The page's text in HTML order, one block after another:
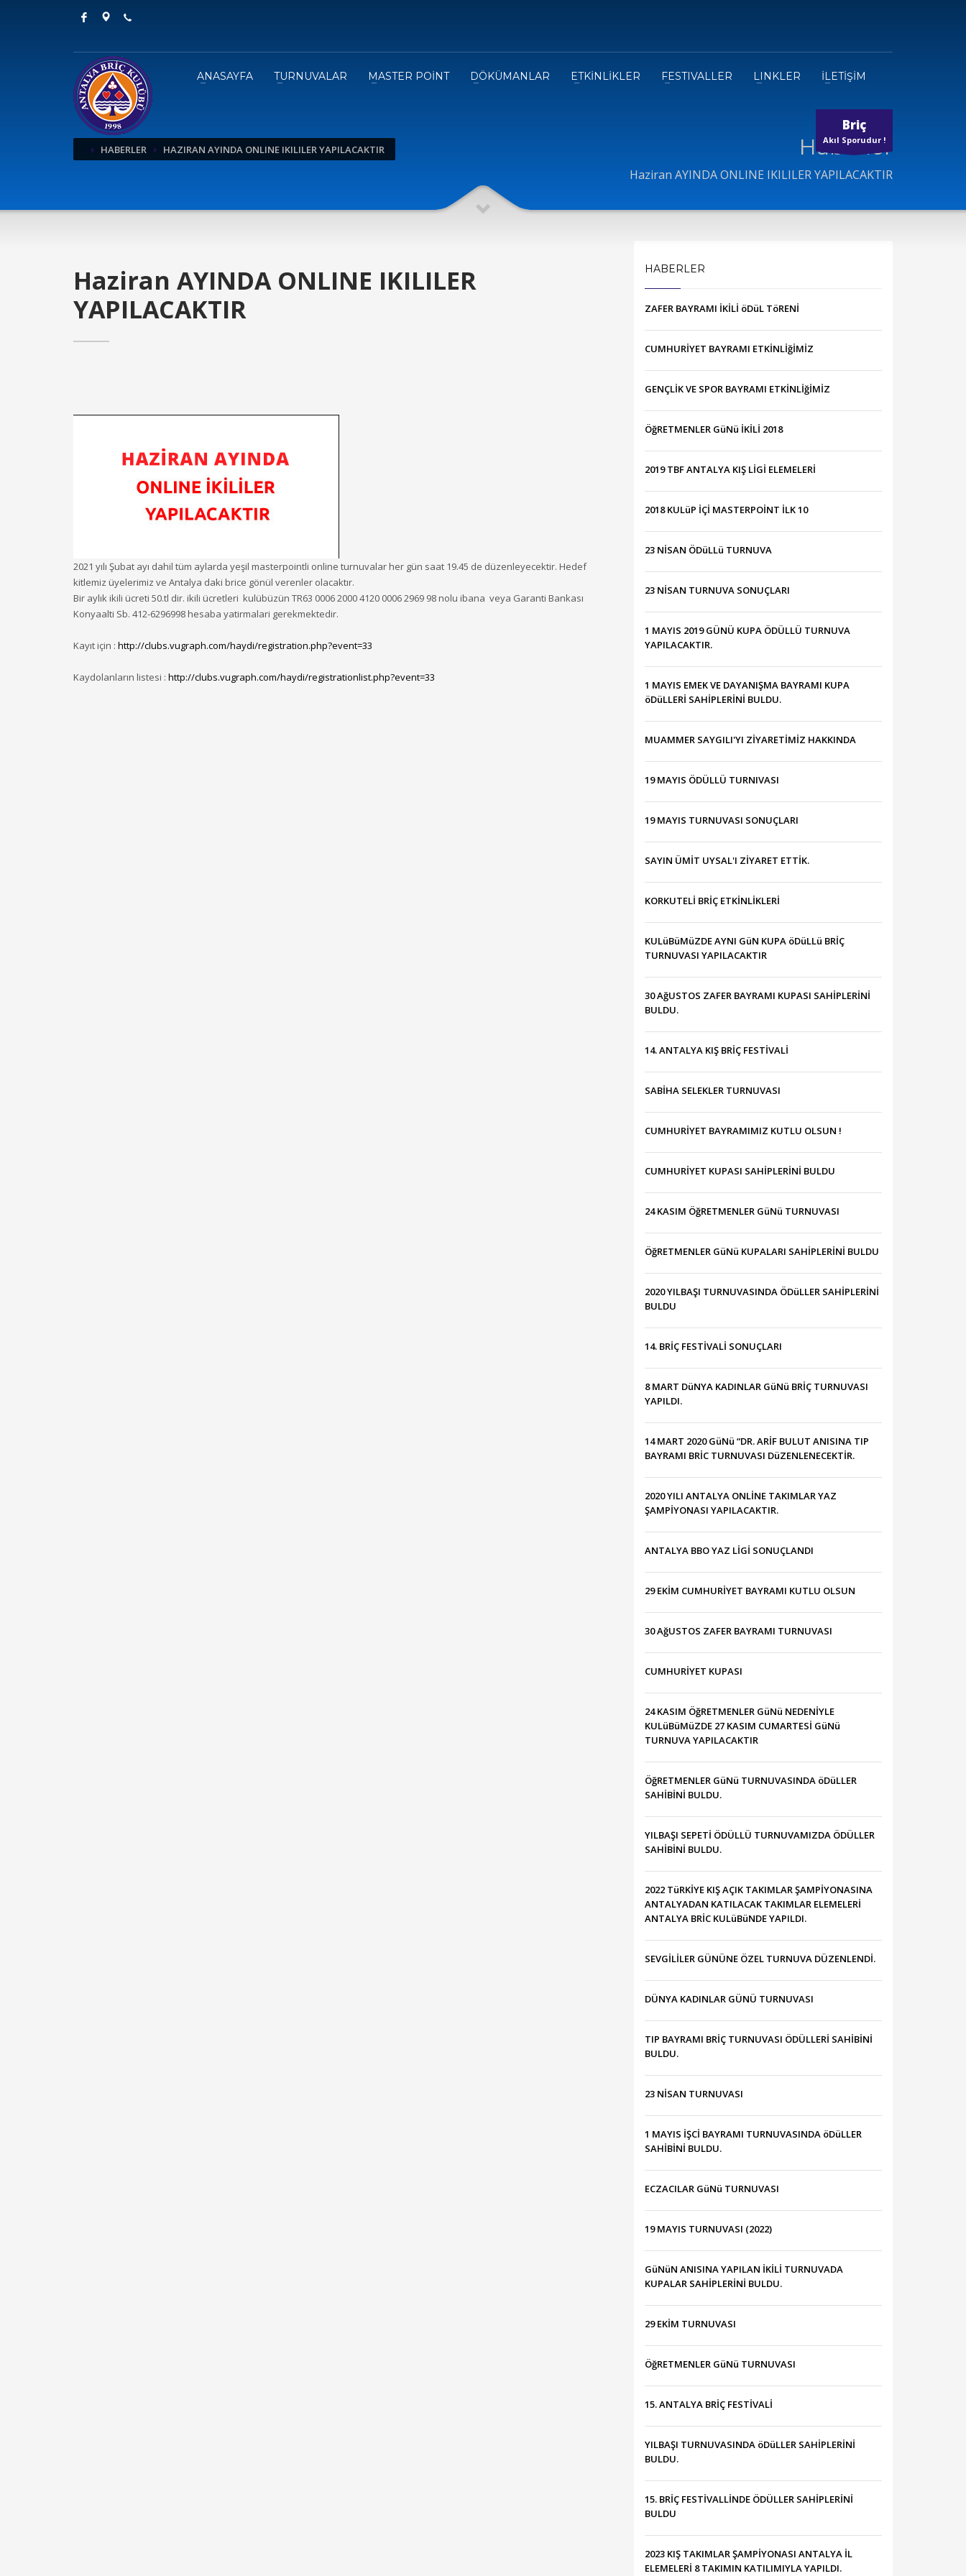
ANASAYFA TURNUVALAR MASTER POİNT DÖKÜMANLAR ETKİNLİKLER FESTIVALLER LINKLER İLETİŞİM
Briç
Akıl Sporudur !
HABERLER HAZIRAN AYINDA ONLINE IKILILER YAPILACAKTIR Haberler
Haziran AYINDA ONLINE IKILILER YAPILACAKTIR
Haziran AYINDA ONLINE IKILILER
YAPILACAKTIR
2021 yılı Şubat ayı dahil tüm aylarda yeşil masterpointli online turnuvalar her gün saat 19.45 de düzenleyecektir. Hedef
kitlemiz üyelerimiz ve Antalya daki brice gönül verenler olacaktır.
Bir aylık ikili ücreti 50.tl dir. ikili ücretleri kulübüzün TR63 0006 2000 4120 0006 2969 98 nolu ibana veya Garanti Bankası
Konyaalti Sb. 412-6296998 hesaba yatirmalari gerekmektedir.
Kayıt için : http://clubs.vugraph.com/haydi/registration.php?event=33
Kaydolanların listesi : http://clubs.vugraph.com/haydi/registrationlist.php?event=33
HABERLER
ZAFER BAYRAMI İKİLİ öDüL TöRENİ
CUMHURİYET BAYRAMI ETKİNLİğİMİZ
GENÇLİK VE SPOR BAYRAMI ETKİNLİğİMİZ
ÖğRETMENLER GüNü İKİLİ 2018
2019 TBF ANTALYA KIŞ LİGİ ELEMELERİ
2018 KULüP İÇİ MASTERPOİNT İLK 10
23 NİSAN ÖDüLLü TURNUVA
23 NİSAN TURNUVA SONUÇLARI
1 MAYIS 2019 GÜNÜ KUPA ÖDÜLLÜ TURNUVA
YAPILACAKTIR.
1 MAYIS EMEK VE DAYANIŞMA BAYRAMI KUPA
öDüLLERİ SAHİPLERİNİ BULDU.
MUAMMER SAYGILI'YI ZİYARETİMİZ HAKKINDA
19 MAYIS ÖDÜLLÜ TURNIVASI
19 MAYIS TURNUVASI SONUÇLARI
SAYIN ÜMİT UYSAL'I ZİYARET ETTİK.
KORKUTELİ BRİÇ ETKİNLİKLERİ
KULüBüMüZDE AYNI GüN KUPA öDüLLü BRİÇ
TURNUVASI YAPILACAKTIR
30 AğUSTOS ZAFER BAYRAMI KUPASI SAHİPLERİNİ
BULDU.
14. ANTALYA KIŞ BRİÇ FESTİVALİ
SABİHA SELEKLER TURNUVASI
CUMHURİYET BAYRAMIMIZ KUTLU OLSUN !
CUMHURİYET KUPASI SAHİPLERİNİ BULDU
24 KASIM ÖğRETMENLER GüNü TURNUVASI
ÖğRETMENLER GüNü KUPALARI SAHİPLERİNİ BULDU
2020 YILBAŞI TURNUVASINDA ÖDüLLER SAHİPLERİNİ
BULDU
14. BRİÇ FESTİVALİ SONUÇLARI
8 MART DüNYA KADINLAR GüNü BRİÇ TURNUVASI
YAPILDI.
14 MART 2020 GüNü “DR. ARİF BULUT ANISINA TIP
BAYRAMI BRİC TURNUVASI DüZENLENECEKTİR.
2020 YILI ANTALYA ONLİNE TAKIMLAR YAZ
ŞAMPİYONASI YAPILACAKTIR.
ANTALYA BBO YAZ LİGİ SONUÇLANDI
29 EKİM CUMHURİYET BAYRAMI KUTLU OLSUN
30 AğUSTOS ZAFER BAYRAMI TURNUVASI
CUMHURİYET KUPASI
24 KASIM ÖğRETMENLER GüNü NEDENİYLE
KULüBüMüZDE 27 KASIM CUMARTESİ GüNü
TURNUVA YAPILACAKTIR
ÖğRETMENLER GüNü TURNUVASINDA öDüLLER
SAHİBİNİ BULDU.
YILBAŞI SEPETİ ÖDÜLLÜ TURNUVAMIZDA ÖDÜLLER
SAHİBİNİ BULDU.
2022 TüRKİYE KIŞ AÇIK TAKIMLAR ŞAMPİYONASINA
ANTALYADAN KATILACAK TAKIMLAR ELEMELERİ
ANTALYA BRİC KULüBüNDE YAPILDI.
SEVGİLİLER GÜNÜNE ÖZEL TURNUVA DÜZENLENDİ.
DÜNYA KADINLAR GÜNÜ TURNUVASI
TIP BAYRAMI BRİÇ TURNUVASI ÖDÜLLERİ SAHİBİNİ
BULDU.
23 NİSAN TURNUVASI
1 MAYIS İŞCİ BAYRAMI TURNUVASINDA öDüLLER
SAHİBİNİ BULDU.
ECZACILAR GüNü TURNUVASI
19 MAYIS TURNUVASI (2022)
GüNüN ANISINA YAPILAN İKİLİ TURNUVADA
KUPALAR SAHİPLERİNİ BULDU.
29 EKİM TURNUVASI
ÖğRETMENLER GüNü TURNUVASI
15. ANTALYA BRİÇ FESTİVALİ
YILBAŞI TURNUVASINDA öDüLLER SAHİPLERİNİ
BULDU.
15. BRİÇ FESTİVALLİNDE ÖDÜLLER SAHİPLERİNİ
BULDU
2023 KIŞ TAKIMLAR ŞAMPİYONASI ANTALYA İL
ELEMELERİ 8 TAKIMIN KATILIMIYLA YAPILDI.